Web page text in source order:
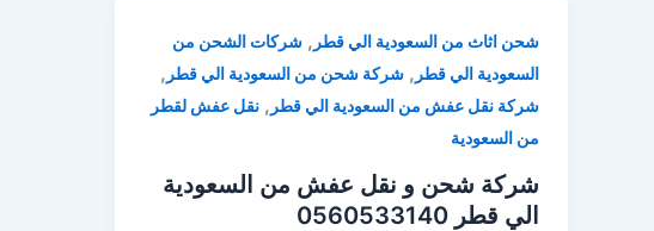
شحن اثاث من السعودية الي قطر , شركات الشحن من
السعودية الي قطر , شركة شحن من السعودية الي قطر ,
شركة نقل عفش من السعودية الي قطر , نقل عفش لقطر
من السعودية
شركة شحن و نقل عفش من السعودية
الي قطر 0560533140